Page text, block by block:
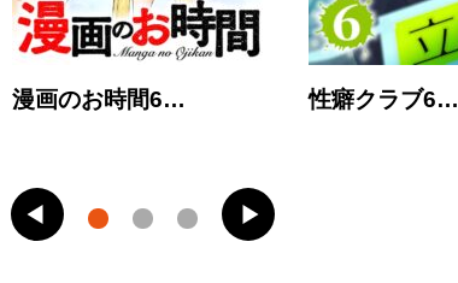
漫画のお時間6… 性癖クラブ6…